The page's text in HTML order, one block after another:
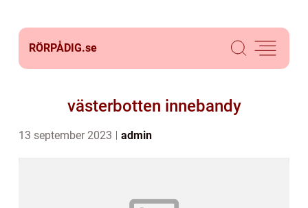
RÖRPÅDIG.se
västerbotten innebandy
13 september 2023 admin